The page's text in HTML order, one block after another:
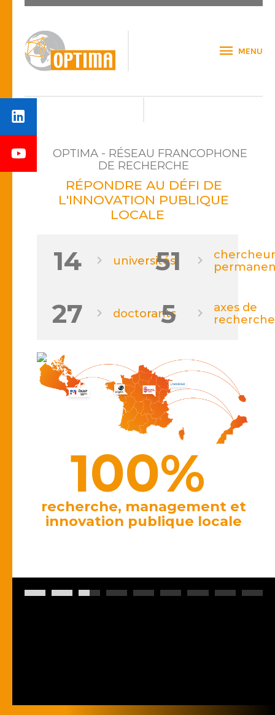
MENU
OPTIMA - RÉSEAU FRANCOPHONE
DE RECHERCHE
RÉPONDRE AU DÉFI DE
L'INNOVATION PUBLIQUE
LOCALE
14 universités
51
27 doctorants
5
axes de
recherche
100%
recherche, management et
innovation publique locale